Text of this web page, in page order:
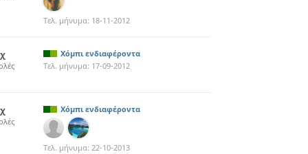
Τελ. μήνυμα: 18-11-2012
Χόμπι ενδιαφέροντα
Τελ. μήνυμα: 17-09-2012
Χόμπι ενδιαφέροντα
Τελ. μήνυμα: 22-10-2013